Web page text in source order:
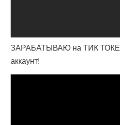
ЗАРАБАТЫВАЮ на ТИК ТОКЕ
аккаунт!